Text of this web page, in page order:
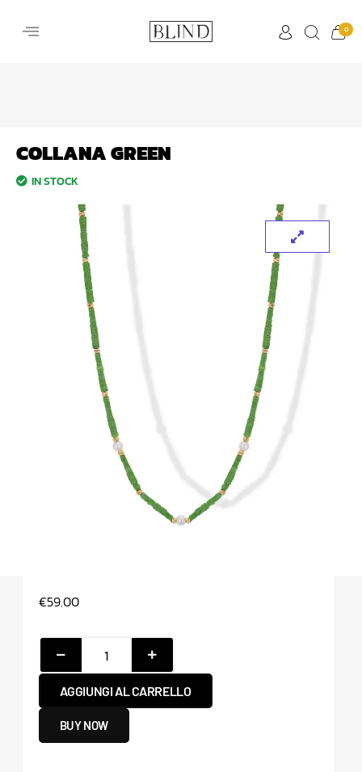
0
COLLANA GREEN
IN STOCK
€59.00
BUY NOW
AGGIUNGI AL CARRELLO